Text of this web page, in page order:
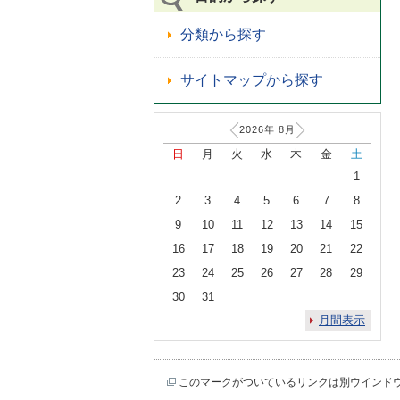
分類から探す
サイトマップから探す
2026年 8 月
日 月 火 水 木 金
土
1
2
3 4 5 6 7
8
9
10 11 12 13 14
15
16
17 18 19 20 21
22
23
24 25 26 27 28
29
30
31
月間表示
このマークがついているリンクは別ウインド